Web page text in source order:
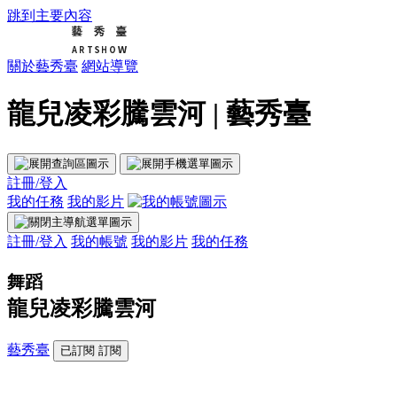
跳到主要內容
關於藝秀臺 網站導覽
龍兒凌彩騰雲河 | 藝秀臺
註冊/登入
我的任務 我的影片
註冊/登入 我的帳號 我的影片 我的任務
舞蹈
龍兒凌彩騰雲河
藝秀臺 已訂閱 訂閱